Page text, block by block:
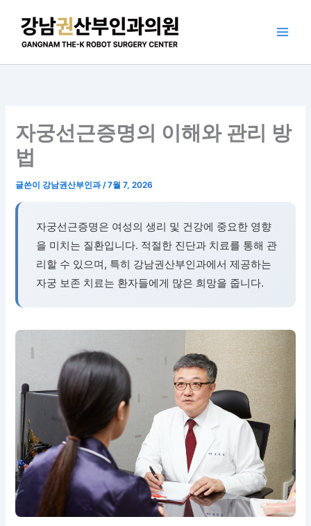
자궁선근증명의 이해와 관리 방
법
글쓴이 강남권산부인과/7월 7, 2026
자궁선근증명은 여성의 생리 및 건강에 중요한 영향
을 미치는 질환입니다. 적절한 진단과 치료를 통해 관
리할 수 있으며, 특히 강남권산부인과에서 제공하는
자궁 보존 치료는 환자들에게 많은 희망을 줍니다.